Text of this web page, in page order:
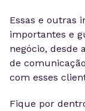
Essas e outras
importantes e
negócio, desde
de
com esses
Fique por